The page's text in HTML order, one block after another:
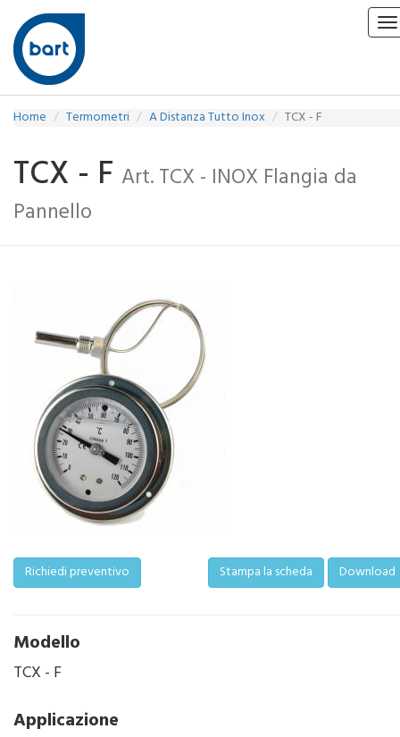
Home Termometri A Distanza Tutto Inox TCX - F
TCX - F Art. TCX - INOX Flangia da
Pannello
Richiedi preventivo Stampa la scheda Download
Modello
TCX - F
Applicazione